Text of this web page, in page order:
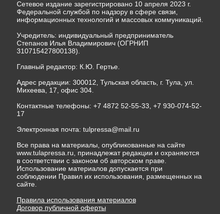
Сетевое издание зарегистрировано 10 апреля 2023 г.
Федеральной службой по надзору в сфере связи,
информационных технологий и массовых коммуникаций.
Учредитель: индивидуальный предприниматель
Степанов Илья Владимирович (ОГРНИП
310715427800138).
Главный редактор: К.Ю. Гертье.
Адрес редакции: 300012, Тульская область, г. Тула, ул.
Михеева, 17, офис 304.
Контактные телефоны: +7 4872 52-55-33, +7 930-074-52-
17
Электронная почта: tulpressa@mail.ru
Все права на материалы, опубликованные на сайте
www.tulapressa.ru, принадлежат редакции и охраняются
в соответствии с законом об авторском праве.
Использование материалов допускается при
соблюдении Правил их использования, размещенных на
сайте.
Правила использования материалов
Договор публичной оферты